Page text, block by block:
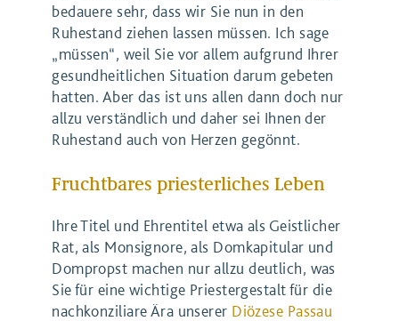
bedauere sehr, dass wir Sie nun in den
Ruhestand ziehen lassen müssen. Ich sage
„müssen“, weil Sie vor allem aufgrund Ihrer
gesundheitlichen Situation darum gebeten
hatten. Aber das ist uns allen dann doch nur
allzu verständlich und daher sei Ihnen der
Ruhestand auch von Herzen gegönnt.
Fruchtbares priesterliches Leben
Ihre Titel und Ehrentitel etwa als Geistlicher
Rat, als Monsignore, als Domkapitular und
Dompropst machen nur allzu deutlich, was
Sie für eine wichtige Priestergestalt für die
nachkonziliare Ära unserer Diözese Passau